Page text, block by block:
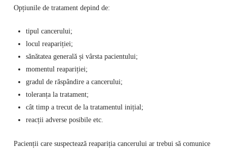
Opțiunile de tratament depind de:
tipul cancerului;
locul reapariției;
sănătatea generală și vârsta pacientului;
momentul reapariției;
gradul de răspândire a cancerului;
toleranța la tratament;
cât timp a trecut de la tratamentul inițial;
reacții adverse posibile etc.
Pacienții care suspectează reapariția cancerului ar trebui să comunice